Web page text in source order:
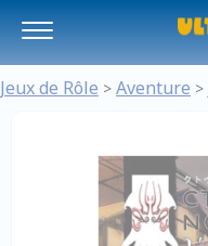
Jeux de Rôle > Aventure >